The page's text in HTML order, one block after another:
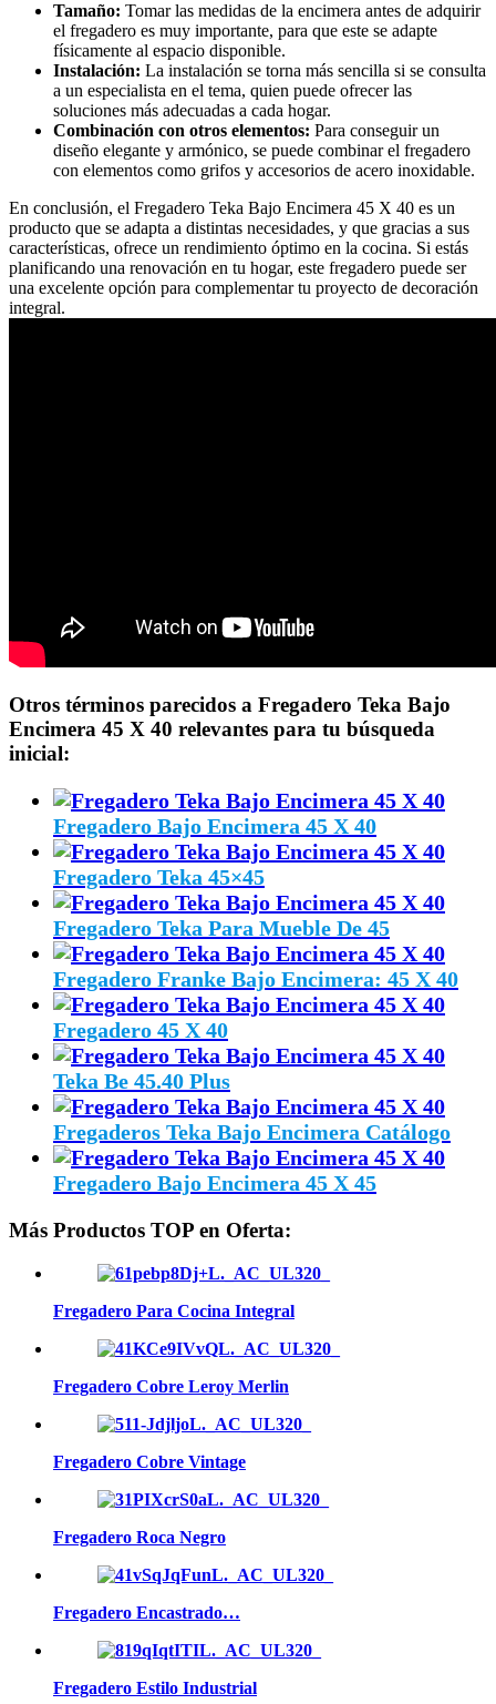
Tamaño: Tomar las medidas de la encimera antes de adquirir
el fregadero es muy importante, para que este se adapte
físicamente al espacio disponible.
Instalación: La instalación se torna más sencilla si se consulta
a un especialista en el tema, quien puede ofrecer las
soluciones más adecuadas a cada hogar.
Combinación con otros elementos: Para conseguir un
diseño elegante y armónico, se puede combinar el fregadero
con elementos como grifos y accesorios de acero inoxidable.
En conclusión, el Fregadero Teka Bajo Encimera 45 X 40 es un
producto que se adapta a distintas necesidades, y que gracias a sus
características, ofrece un rendimiento óptimo en la cocina. Si estás
planificando una renovación en tu hogar, este fregadero puede ser
una excelente opción para complementar tu proyecto de decoración
integral.
Otros términos parecidos a Fregadero Teka Bajo
Encimera 45 X 40 relevantes para tu búsqueda
inicial:
Fregadero Bajo Encimera 45 X 40
Fregadero Teka 45×45
Fregadero Teka Para Mueble De 45
Fregadero Franke Bajo Encimera: 45 X 40
Fregadero 45 X 40
Teka Be 45.40 Plus
Fregaderos Teka Bajo Encimera Catálogo
Fregadero Bajo Encimera 45 X 45
Más Productos TOP en Oferta:
Fregadero Para Cocina Integral
Fregadero Cobre Leroy Merlin
Fregadero Cobre Vintage
Fregadero Roca Negro
Fregadero Encastrado…
Fregadero Estilo Industrial